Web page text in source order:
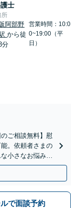
士
所
阿部野
から徒
分
営業時間：10:0
0~19:00（平
日）
ご相談無料】慰
。依頼者さまの
小さなお悩み
ます。
ルで面談予約